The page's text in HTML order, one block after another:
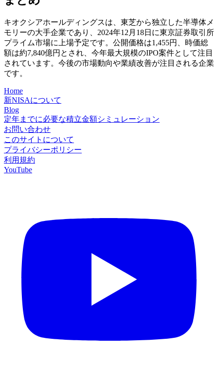
キオクシアホールディングスは、東芝から独立した半導体メ
モリーの大手企業であり、2024年12月18日に東京証券取引所
プライム市場に上場予定です。公開価格は1,455円、時価総
額は約7,840億円とされ、今年最大規模のIPO案件として注目
されています。今後の市場動向や業績改善が注目される企業
です。
Home
新NISAについて
Blog
定年までに必要な積立金額シミュレーション
お問い合わせ
このサイトについて
プライバシーポリシー
利用規約
YouTube